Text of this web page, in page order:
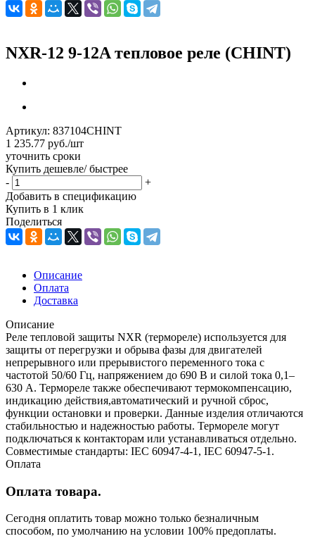
NXR-12 9-12A тепловое реле (CHINT)
Артикул: 837104CHINT
1 235.77 руб./шт
уточнить сроки
Купить дешевле/ быстрее
-
+
Добавить в спецификацию
Купить в 1 клик
Поделиться
Описание
Оплата
Доставка
Описание
Реле тепловой защиты NXR (термореле) используется для
защиты от перегрузки и обрыва фазы для двигателей
непрерывного или прерывистого переменного тока с
частотой 50/60 Гц, напряжением до 690 В и силой тока 0,1–
630 А. Термореле также обеспечивают термокомпенсацию,
индикацию действия,автоматический и ручной сброс,
функции остановки и проверки. Данные изделия отличаются
стабильностью и надежностью работы. Термореле могут
подключаться к контакторам или устанавливаться отдельно.
Совместимые стандарты: IEC 60947-4-1, IEC 60947-5-1.
Оплата
Оплата товара.
Сегодня оплатить товар можно только безналичным
способом, по умолчанию на условии 100% предоплаты.